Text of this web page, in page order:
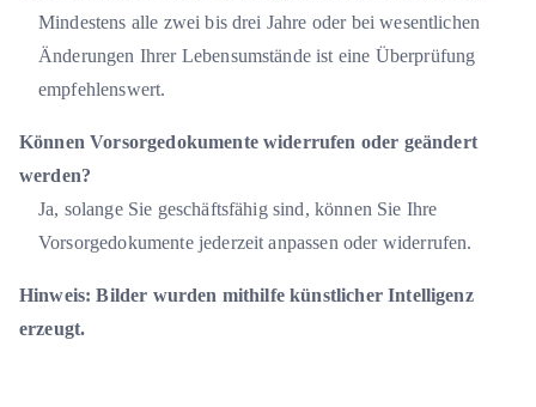
Mindestens alle zwei bis drei Jahre oder bei wesentlichen
Änderungen Ihrer Lebensumstände ist eine Überprüfung
empfehlenswert.
Können Vorsorgedokumente widerrufen oder geändert
werden?
Ja, solange Sie geschäftsfähig sind, können Sie Ihre
Vorsorgedokumente jederzeit anpassen oder widerrufen.
Hinweis: Bilder wurden mithilfe künstlicher Intelligenz
erzeugt.